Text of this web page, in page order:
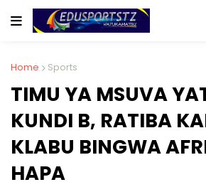
Home Sports
TIMU YA MSUVA
KUNDI B, RATIBA
KLABU BINGWA
HAPA